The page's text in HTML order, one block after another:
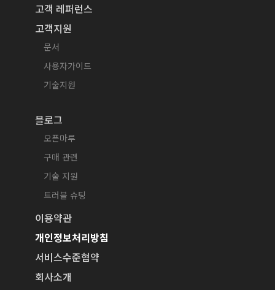
고객 레퍼런스
고객지원
문서
사용자가이드
기술지원
블로그
오픈마루
구매 관련
기술 지원
트러블 슈팅
이용약관
개인정보처리방침
서비스수준협약
회사소개